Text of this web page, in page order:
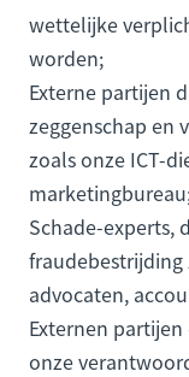
wettelijke
worden;
Externe partijen
zeggenschap en
zoals onze ICT-
Schade-experts,
fraudebestrijding
advocaten,
Externen
onze